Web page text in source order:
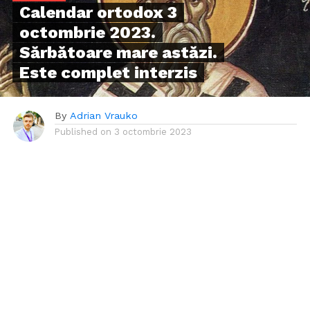
Calendar ortodox 3
octombrie 2023.
Sărbătoare mare astăzi.
Este complet interzis
By Adrian Vrauko
Published on 3 octombrie 2023